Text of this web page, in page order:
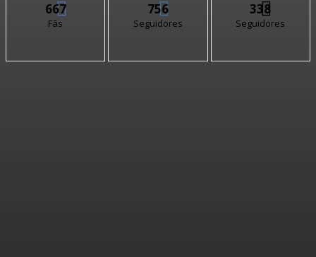
667
Fãs
756
Seguidores
338
Seguidores